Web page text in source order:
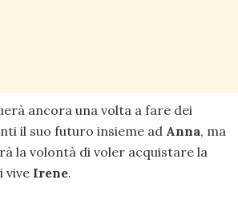
ancora una volta a fare dei
il suo futuro insieme ad Anna, ma
la volontà di voler acquistare la
vive Irene.